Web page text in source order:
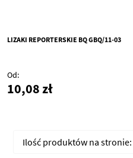
LIZAKI REPORTERSKIE BQ GBQ/11-03
Od
10,08 zł
Ilość produktów na stronie: